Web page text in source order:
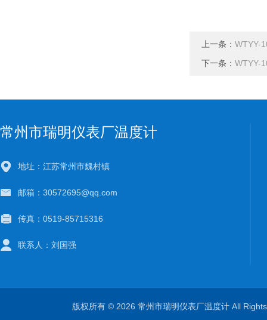
上一条： WTYY-
下一条： WTYY-
常州市瑞明仪表厂温度计
地址：江苏常州市魏村镇
邮箱：30572695@qq.com
传真：0519-85715316
联系人：刘国强
版权所有 © 2026 常州市瑞明仪表厂温度计 All